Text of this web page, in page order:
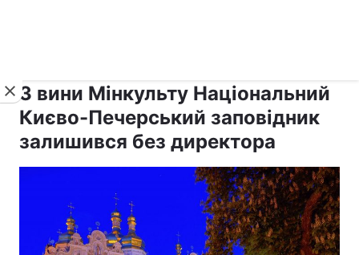
З вини Мінкульту Національний
Києво-Печерський заповідник
залишився без директора